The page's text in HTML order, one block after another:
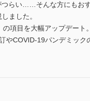
らい……そんな方にもお
ました。
の項目を大幅アップデート
やCOVID-19パンデミック